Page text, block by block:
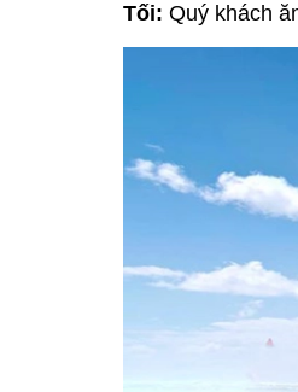
Tối: Quý khách